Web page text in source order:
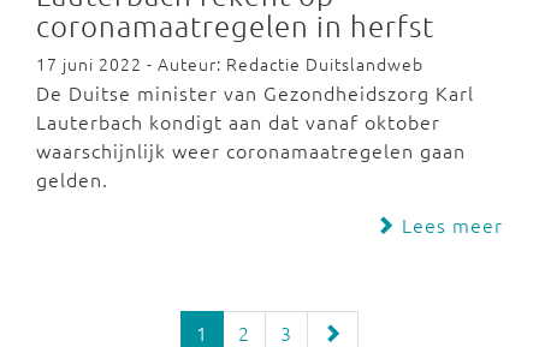
coronamaatregelen in herfst
17 juni 2022 - Auteur: Redactie Duitslandweb
De Duitse minister van Gezondheidszorg Karl
Lauterbach kondigt aan dat vanaf oktober
waarschijnlijk weer coronamaatregelen gaan
gelden.
Lees meer
1 2 3